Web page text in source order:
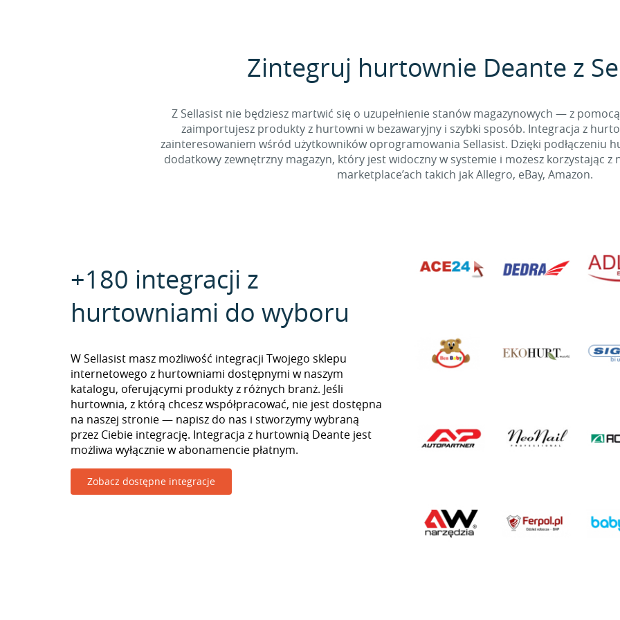
Zintegruj hurtownie Deante z
Z Sellasist nie będziesz martwić się o uzupełnienie stanów magazynowych — z
zaimportujesz produkty z hurtowni w bezawaryjny i szybki sposób. Integracja z
zainteresowaniem wśród użytkowników oprogramowania Sellasist. Dzięki podłączeniu
dodatkowy zewnętrzny magazyn, który jest widoczny w systemie i możesz korzystając
marketplace’ach takich jak Allegro, eBay, Amazon.
+180 integracji z
hurtowniami do wyboru
W Sellasist masz możliwość integracji Twojego sklepu
internetowego z hurtowniami dostępnymi w naszym
katalogu, oferującymi produkty z różnych branż. Jeśli
hurtownia, z którą chcesz współpracować, nie jest dostępna
na naszej stronie — napisz do nas i stworzymy wybraną
przez Ciebie integrację. Integracja z hurtownią Deante jest
możliwa wyłącznie w abonamencie płatnym.
Zobacz dostępne integracje